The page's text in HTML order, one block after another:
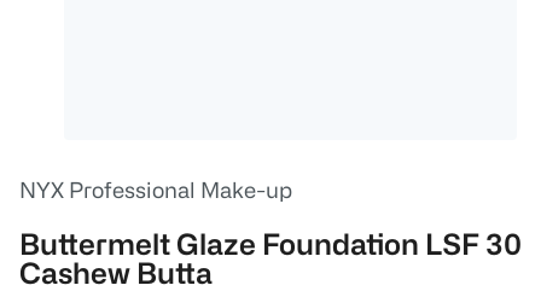
NYX Professional Make-up
Buttermelt Glaze Foundation LSF 30
Cashew Butta